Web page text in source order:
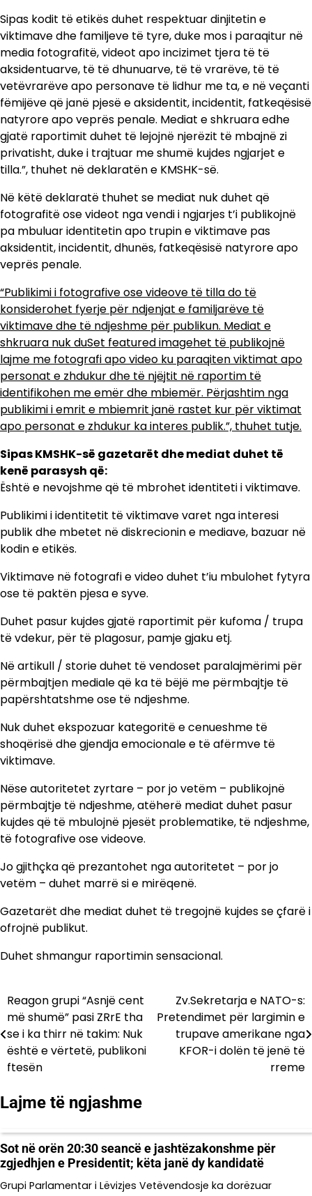
Sipas kodit të etikës duhet respektuar dinjitetin e
viktimave dhe familjeve të tyre, duke mos i paraqitur në
media fotografitë, videot apo incizimet tjera të të
aksidentuarve, të të dhunuarve, të të vrarëve, të të
vetëvrarëve apo personave të lidhur me ta, e në veçanti
fëmijëve që janë pjesë e aksidentit, incidentit, fatkeqësisë
natyrore apo veprës penale. Mediat e shkruara edhe
gjatë raportimit duhet të lejojnë njerëzit të mbajnë zi
privatisht, duke i trajtuar me shumë kujdes ngjarjet e
tilla.”, thuhet në deklaratën e KMSHK-së.
Në këtë deklaratë thuhet se mediat nuk duhet që
fotografitë ose videot nga vendi i ngjarjes t’i publikojnë
pa mbuluar identitetin apo trupin e viktimave pas
aksidentit, incidentit, dhunës, fatkeqësisë natyrore apo
veprës penale.
“Publikimi i fotografive ose videove të tilla do të
konsiderohet fyerje për ndjenjat e familjarëve të
viktimave dhe të ndjeshme për publikun. Mediat e
shkruara nuk duSet featured imagehet të publikojnë
lajme me fotografi apo video ku paraqiten viktimat apo
personat e zhdukur dhe të njëjtit në raportim të
identifikohen me emër dhe mbiemër. Përjashtim nga
publikimi i emrit e mbiemrit janë rastet kur për viktimat
apo personat e zhdukur ka interes publik.”, thuhet tutje.
Sipas KMSHK-së gazetarët dhe mediat duhet të
kenë parasysh që:
Është e nevojshme që të mbrohet identiteti i viktimave.
Publikimi i identitetit të viktimave varet nga interesi
publik dhe mbetet në diskrecionin e mediave, bazuar në
kodin e etikës.
Viktimave në fotografi e video duhet t’iu mbulohet fytyra
ose të paktën pjesa e syve.
Duhet pasur kujdes gjatë raportimit për kufoma / trupa
të vdekur, për të plagosur, pamje gjaku etj.
Në artikull / storie duhet të vendoset paralajmërimi për
përmbajtjen mediale që ka të bëjë me përmbajtje të
papërshtatshme ose të ndjeshme.
Nuk duhet ekspozuar kategoritë e cenueshme të
shoqërisë dhe gjendja emocionale e të afërmve të
viktimave.
Nëse autoritetet zyrtare – por jo vetëm – publikojnë
përmbajtje të ndjeshme, atëherë mediat duhet pasur
kujdes që të mbulojnë pjesët problematike, të ndjeshme,
të fotografive ose videove.
Jo gjithçka që prezantohet nga autoritetet – por jo
vetëm – duhet marrë si e mirëqenë.
Gazetarët dhe mediat duhet të tregojnë kujdes se çfarë i
ofrojnë publikut.
Duhet shmangur raportimin sensacional.
Lëvizje
te
postimet
Reagon grupi “Asnjë cent
më shumë” pasi ZRrE tha
se i ka thirr në takim: Nuk
është e vërtetë, publikoni
ftesën
Zv.Sekretarja e NATO-s:
Pretendimet për largimin e
trupave amerikane nga
KFOR-i dolën të jenë të
rreme
Lajme të ngjashme
Sot në orën 20:30 seancë e jashtëzakonshme për
zgjedhjen e Presidentit; këta janë dy kandidatë
Grupi Parlamentar i Lëvizjes Vetëvendosje ka dorëzuar